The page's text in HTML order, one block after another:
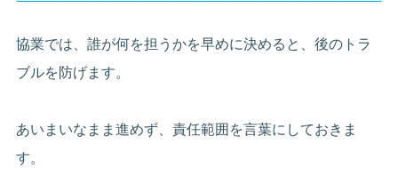
協業では、誰が何を担うかを早めに決めると、後のトラ
ブルを防げます。
あいまいなまま進めず、責任範囲を言葉にしておきま
す。